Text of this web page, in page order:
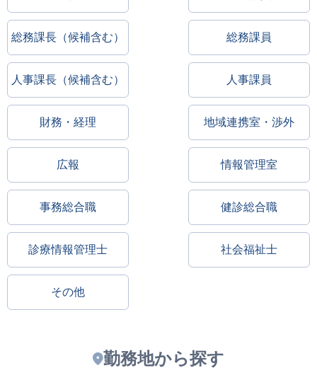
総務課長（候補含む） 総務課員
人事課長（候補含む） 人事課員
財務・経理 地域連携室・渉外
広報 情報管理室
事務総合職 健診総合職
診療情報管理士 社会福祉士
その他
勤務地から探す